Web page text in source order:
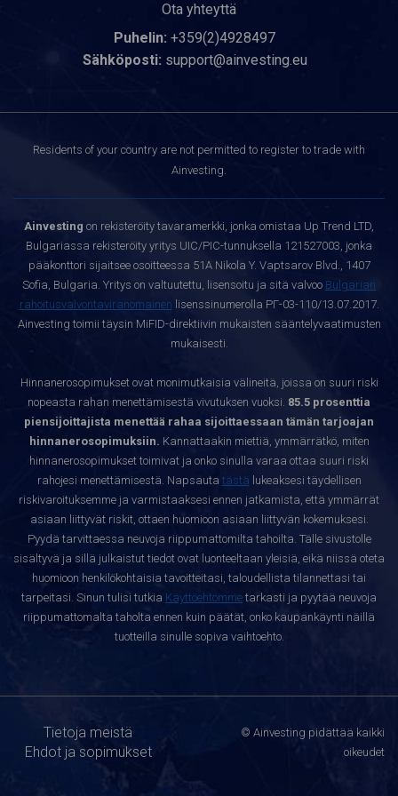
Ota yhteyttä
Puhelin: +359(2)4928497
Sähköposti: support@ainvesting.eu
Residents of your country are not permitted to register to trade with
Ainvesting.
Ainvesting on rekisteröity tavaramerkki, jonka omistaa Up Trend LTD,
Bulgariassa rekisteröity yritys UIC/PIC-tunnuksella 121527003, jonka
pääkonttori sijaitsee osoitteessa 51A Nikola Y. Vaptsarov Blvd., 1407
Sofia, Bulgaria. Yritys on valtuutettu, lisensoitu ja sitä valvoo Bulgarian
rahoitusvalvontaviranomainen lisenssinumerolla РГ-03-110/13.07.2017.
Ainvesting toimii täysin MiFID-direktiivin mukaisten sääntelyvaatimusten
mukaisesti.
Hinnanerosopimukset ovat monimutkaisia välineitä, joissa on suuri riski
nopeasta rahan menettämisestä vivutuksen vuoksi. 85.5 prosenttia
piensijoittajista menettää rahaa sijoittaessaan tämän tarjoajan
hinnanerosopimuksiin. Kannattaakin miettiä, ymmärrätkö, miten
hinnanerosopimukset toimivat ja onko sinulla varaa ottaa suuri riski
rahojesi menettämisestä. Napsauta tästä lukeaksesi täydellisen
riskivaroituksemme ja varmistaaksesi ennen jatkamista, että ymmärrät
asiaan liittyvät riskit, ottaen huomioon asiaan liittyvän kokemuksesi.
Pyydä tarvittaessa neuvoja riippumattomilta tahoilta. Tälle sivustolle
sisältyvä ja sillä julkaistut tiedot ovat luonteeltaan yleisiä, eikä niissä oteta
huomioon henkilökohtaisia tavoitteitasi, taloudellista tilannettasi tai
tarpeitasi. Sinun tulisi tutkia Käyttöehtomme tarkasti ja pyytää neuvoja
riippumattomalta taholta ennen kuin päätät, onko kaupankäynti näillä
tuotteilla sinulle sopiva vaihtoehto.
Tietoja meistä
Ehdot ja sopimukset
© Ainvesting pidättää kaikki
oikeudet